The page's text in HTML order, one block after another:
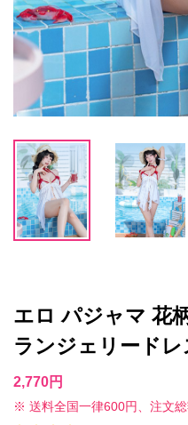
エロ パジャマ 花
ランジェリードレ
2,770円
※ 送料全国一律600円、注文